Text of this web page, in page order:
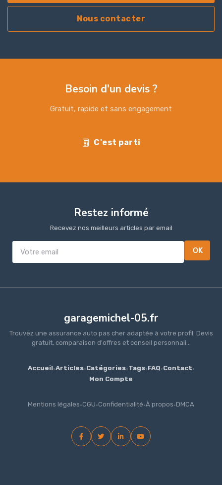
Nous contacter
Besoin d'un devis ?
Gratuit, rapide et sans engagement
C'est parti
Restez informé
Recevez nos meilleurs articles par email
OK
garagemichel-05.fr
Trouvez une assurance auto pas cher adaptée à votre profil. Devis
gratuit, comparaison d'offres et conseil personnali...
Accueil·Articles·Catégories·Tags·FAQ·Contact·
Mon Compte
Mentions légales·CGU·Confidentialité·À propos·DMCA